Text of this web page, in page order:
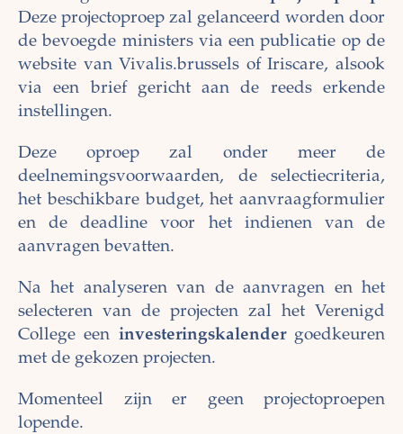
Deze projectoproep zal gelanceerd worden door
de bevoegde ministers via een publicatie op de
website van Vivalis.brussels of Iriscare, alsook
via een brief gericht aan de reeds erkende
instellingen.
Deze oproep zal onder meer de
deelnemingsvoorwaarden, de selectiecriteria,
het beschikbare budget, het aanvraagformulier
en de deadline voor het indienen van de
aanvragen bevatten.
Na het analyseren van de aanvragen en het
selecteren van de projecten zal het Verenigd
College een investeringskalendergoedkeuren
met de gekozen projecten.
Momenteel zijn er geen projectoproepen
lopende.